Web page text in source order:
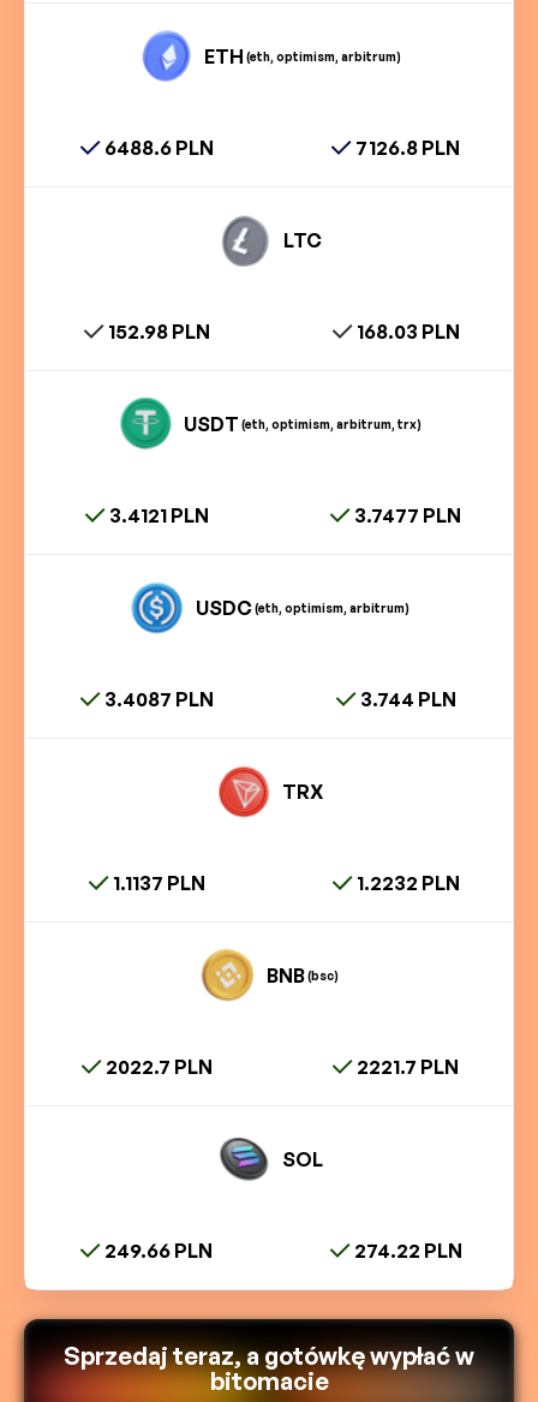
ETH (eth, optimism, arbitrum)
6488.6 PLN 7126.8 PLN
LTC
152.98 PLN 168.03 PLN
USDT (eth, optimism, arbitrum, trx)
3.4121 PLN 3.7477 PLN
USDC(eth, optimism, arbitrum)
3.4087 PLN 3.744 PLN
TRX
1.1137 PLN 1.2232 PLN
BNB(bsc)
2022.7 PLN 2221.7 PLN
SOL
249.66 PLN 274.22 PLN
Sprzedaj teraz, a gotówkę wypłać w
bitomacie